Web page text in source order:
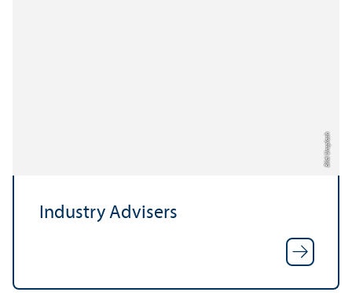
Bild: Unsplash
Industry Advisers